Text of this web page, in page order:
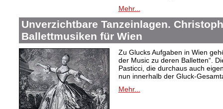
Mehr...
Unverzichtbare Tanzeinlagen.
Ballettmusiken für Wien
Zu Glucks Aufgaben in Wien
der Music zu deren Balletten“.
Pasticci, die durchaus auch
nun innerhalb der Gluck-
Mehr...